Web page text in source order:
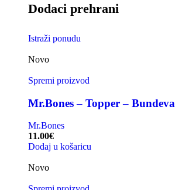
Dodaci prehrani
Istraži ponudu
Novo
Spremi proizvod
Mr.Bones – Topper – Bundeva
Mr.Bones
11.00€
Dodaj u košaricu
Novo